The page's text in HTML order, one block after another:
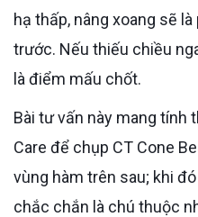
hạ thấp, nâng xoang sẽ
trước. Nếu thiếu chiều
là điểm mấu chốt.
Bài tư vấn này mang tính tham khảo. Chú nên đến Dr.
Care để chụp CT Cone
vùng hàm trên sau; khi
chắc chắn là chú thuộc